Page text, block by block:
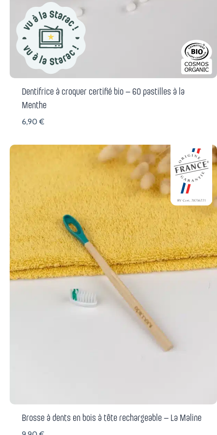
:
1
8
,
6
5
,
7
0
Dentifrice à croquer certifié bio – 60 pastilles à la
Menthe
6,90€
Brosse à dents en bois à tête rechargeable – La Maline